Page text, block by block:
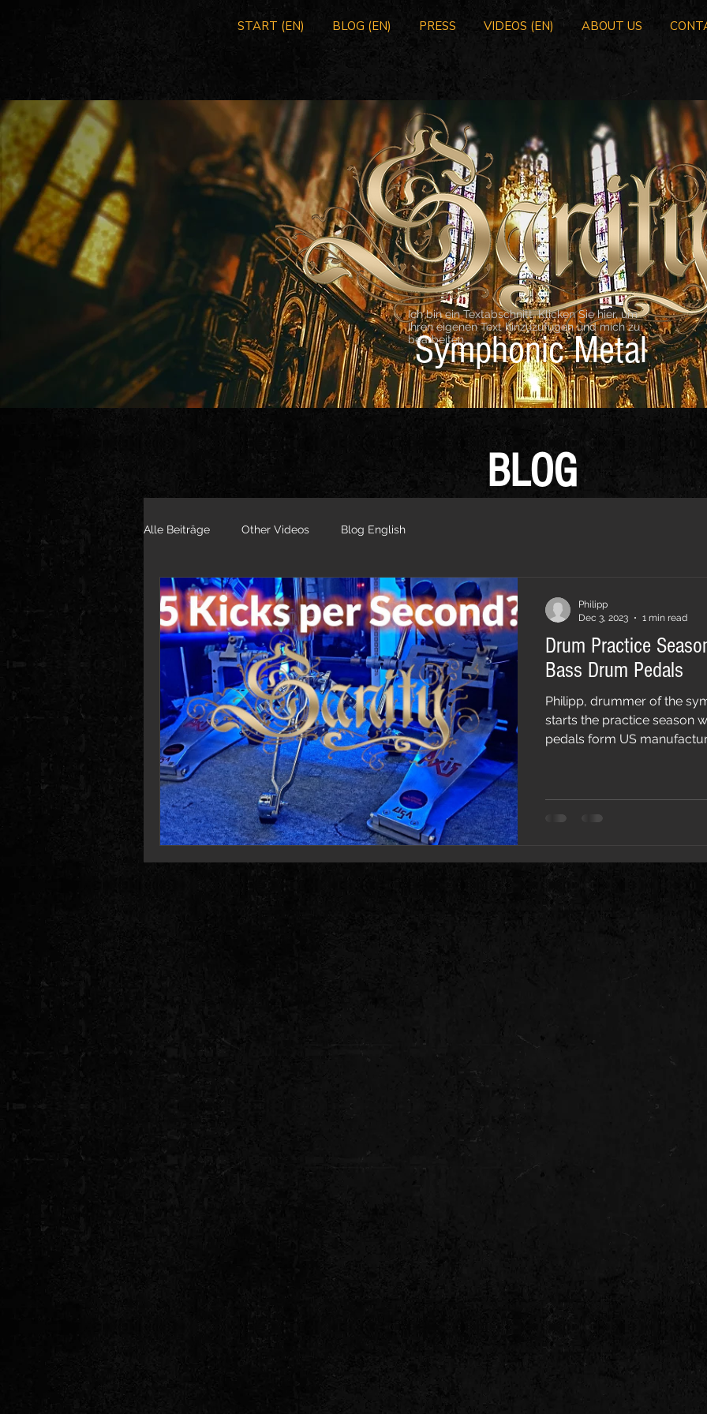
START (EN) BLOG (EN) PRESS VIDEOS (EN) ABOUT US
Symphonic Metal
Ich bin ein Textabschnitt. Klicken Sie hier, um
Ihren eigenen Text hinzuzufügen und mich zu
bearbeiten.
BLOG
Alle Beiträge Other Videos Blog English
Drum Practice
Bass Drum Pedals
Philipp, drummer of the
starts the practice season with a new set of bass drum
pedals form US
Philipp
Dec 3, 2023
1 min read